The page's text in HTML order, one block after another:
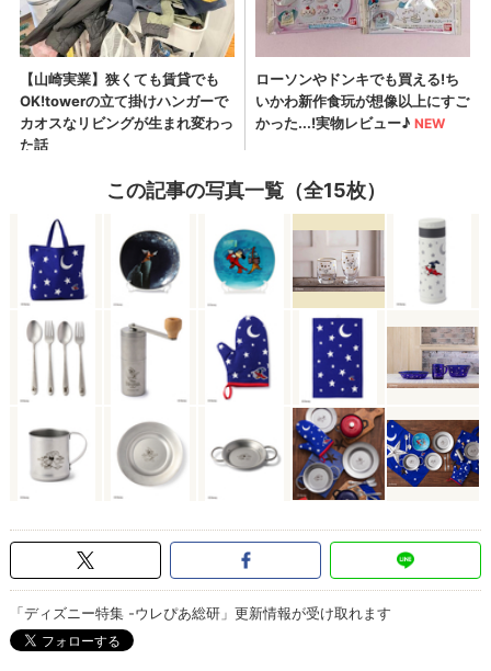
この記事の写真一覧（全15枚）
「ディズニー特集 -ウレぴあ総研」更新情報が受け取れます